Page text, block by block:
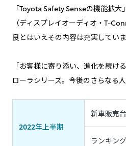
「Toyota Safety Senseの機能拡
（ディスプレイオーディオ・T-
良とはいえその内容は充実していま
「お客様に寄り添い、進化を続け
ローラシリーズ。今後のさらなる
2022年上半期
新車販売
ランキング